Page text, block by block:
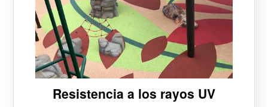
Resistencia a los rayos UV